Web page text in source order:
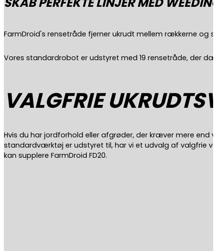
FarmDroid's rensetråde fjerner ukrudt mellem rækkerne og
Vores standardrobot er udstyret med 19 rensetråde, der
VALGFRIE
Hvis du har jordforhold eller afgrøder, der kræver mere end
standardværktøj er udstyret til, har vi et udvalg af valgfrie
kan supplere FarmDroid FD20.